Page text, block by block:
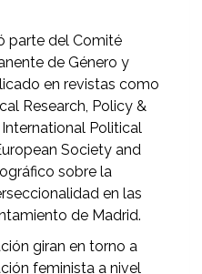
parte del Comité
de Género y
en revistas como
Research, Policy &
International Political
Society and
sobre la
en las
de Madrid.
giran en torno a
feminista a nivel